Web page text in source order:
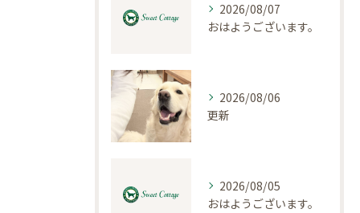
2026/08/07
おはようございます。
2026/08/06
更新
2026/08/05
おはようございます。